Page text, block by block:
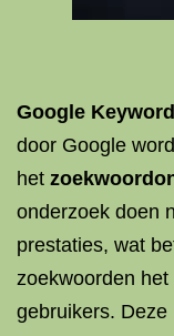
Google
door Google
het
onderzoek doen
prestaties, wat
zoekwoorden
gebruikers.